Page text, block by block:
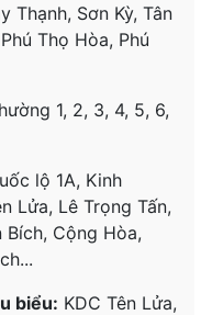
Thạnh, Sơn Kỳ, Tân
Thọ Hòa, Phú
1, 2, 3, 4, 5, 6,
lộ 1A, Kinh
Lửa, Lê Trọng Tấn,
Bích, Cộng Hòa,
biểu: KDC Tên Lửa,